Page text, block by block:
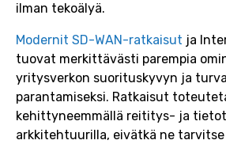
ilman tekoälyä.
Modernit SD-WAN-ratkaisut ja
tuovat merkittävästi parempia
yritysverkon suorituskyvyn ja
parantamiseksi. Ratkaisut
kehittyneemmällä reititys- ja
arkkitehtuurilla, eivätkä ne